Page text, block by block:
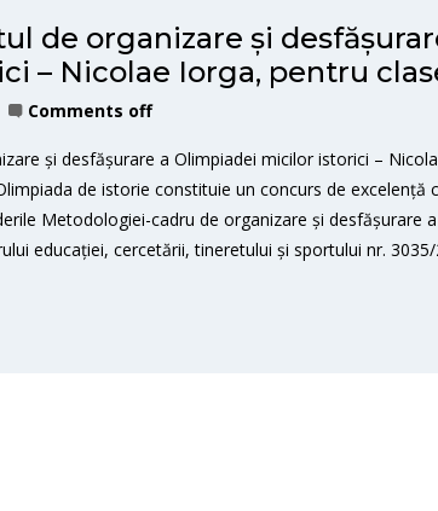
de organizare și
– Nicolae Iorga, pentru
Comments off
și desfășurare a Olimpiadei micilor istorici –
de istorie constituie un concurs de excelență
Metodologiei-cadru de organizare și desfășurare
educației, cercetării, tineretului și sportului nr.